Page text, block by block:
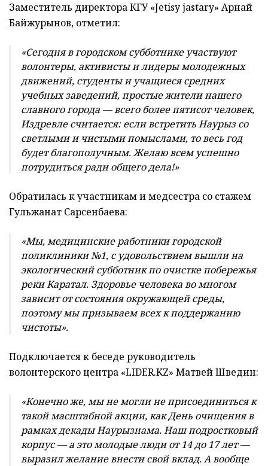
Заместитель директора КГУ «Jetisy jastary» Арнай
Байжурынов, отметил:
«Сегодня в городском субботнике участвуют
волонтеры, активисты и лидеры молодежных
движений, студенты и учащиеся средних
учебных заведений, простые жители нашего
славного города — всего более пятисот человек,
Издревле считается: если встретить Наурыз со
светлыми и чистыми помыслами, то весь год
будет благополучным. Желаю всем успешно
потрудиться ради общего дела!»
Обратилась к участникам и медсестра со стажем
Гульжанат Сарсенбаева:
«Мы, медицинские работники городской
поликлиники №1, с удовольствием вышли на
экологический субботник по очистке побережья
реки Каратал. Здоровье человека во многом
зависит от состояния окружающей среды,
поэтому мы призываем всех к поддержанию
чистоты».
Подключается к беседе руководитель
волонтерского центра «LIDER.KZ» Матвей Шведин:
«Конечно же, мы не могли не присоединиться к
такой масштабной акции, как День очищения в
рамках декады Наурызнама. Наш подростковый
корпус — а это молодые люди от 14 до 17 лет —
выразил желание внести свой вклад. А вообще